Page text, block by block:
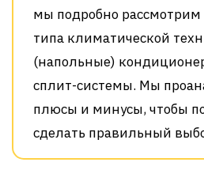
мы подробно
типа климатической
(напольные)
сплит-системы. Мы
плюсы и минусы, чтобы
сделать правильный